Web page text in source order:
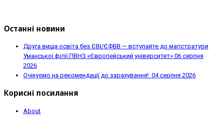
Останні новини
Друга вища освіта без ЄВІ/ЄФВВ — вступайте до магістратури
Уманської філії ПВНЗ «Європейський університет» 06 серпня
2026
Очікуємо на рекомендації до зарахування! 04 серпня 2026
Корисні посилання
About